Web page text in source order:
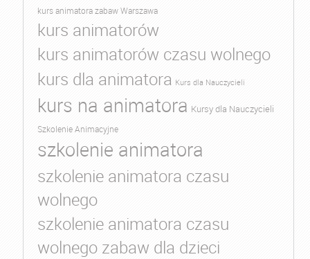
kurs animatora zabaw Warszawa
kurs animatorów
kurs animatorów czasu wolnego
kurs dla animatora Kurs dla Nauczycieli
kurs na animatora Kursy dla Nauczycieli
Szkolenie Animacyjne
szkolenie animatora
szkolenie animatora czasu
wolnego
szkolenie animatora czasu
wolnego zabaw dla dzieci